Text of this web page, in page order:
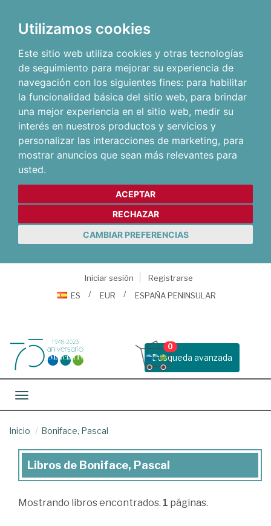
Utilizamos cookies
Este sitio web utiliza cookies y otras tecnologías
de seguimiento para mejorar su experiencia de
navegación con los siguientes fines: para habilitar
la funcionalidad básica del sitio web, para brindar
una mejor experiencia en el sitio web, medir su
interés en nuestros productos y servicios y
personalizar las interacciones de marketing, para
mostrar anuncios que sean más relevantes para
usted.
ACEPTAR
RECHAZAR
CAMBIAR PREFERENCIAS
Iniciar sesión
Registrarse
ES
EUR ESPAÑA PENINSULAR
Busqueda avanzada
0
Toggle navigation
Inicio Boniface, Pascal
Libros
Boniface,
Libros de Boniface, Pascal
Mostrando libros encontrados. 1 páginas.